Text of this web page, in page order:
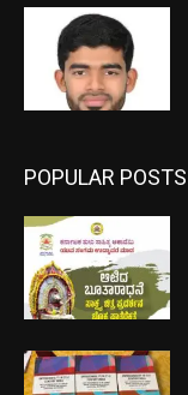
POPULAR POSTS